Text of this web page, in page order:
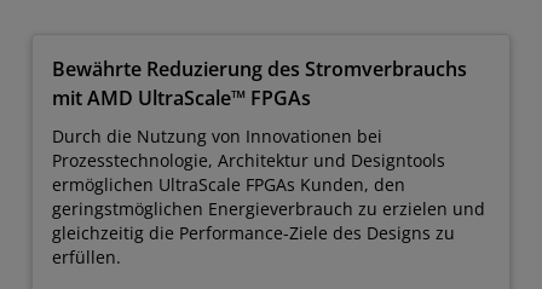
Bewährte Reduzierung des Stromverbrauchs
mit AMD UltraScale™ FPGAs
Durch die Nutzung von Innovationen bei
Prozesstechnologie, Architektur und Designtools
ermöglichen UltraScale FPGAs Kunden, den
geringstmöglichen Energieverbrauch zu erzielen und
gleichzeitig die Performance-Ziele des Designs zu
erfüllen.